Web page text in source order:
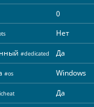
0
Нет
#dedicated
Да
#os
Windows
Да